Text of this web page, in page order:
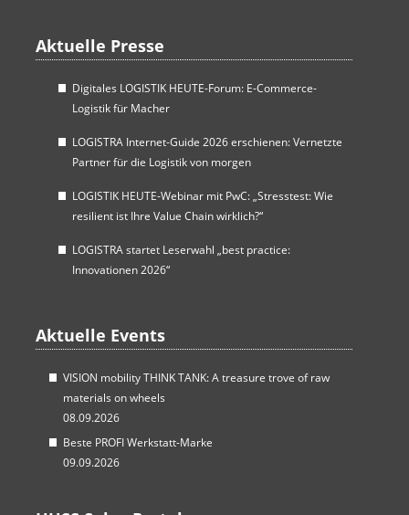
Aktuelle Presse
Digitales LOGISTIK HEUTE-Forum: E-Commerce-
Logistik für Macher
LOGISTRA Internet-Guide 2026 erschienen: Vernetzte
Partner für die Logistik von morgen
LOGISTIK HEUTE-Webinar mit PwC: „Stresstest: Wie
resilient ist Ihre Value Chain wirklich?“
LOGISTRA startet Leserwahl „best practice:
Innovationen 2026“
Aktuelle Events
VISION mobility THINK TANK: A treasure trove of raw
materials on wheels
08.09.2026
Beste PROFI Werkstatt-Marke
09.09.2026